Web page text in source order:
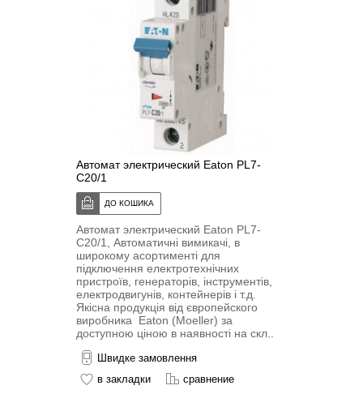
Автомат электрический Eaton PL7-
C20/1
Автомат электрический Eaton PL7-
C20/1, Автоматичні вимикачі, в
широкому асортименті для
підключення електротехнічних
пристроїв, генераторів, інструментів,
електродвигунів, контейнерів і т.д.
Якісна продукція від європейского
виробника Eaton (Moeller) за
доступною ціною в наявності на скл..
Швидке замовлення
в закладки
сравнение